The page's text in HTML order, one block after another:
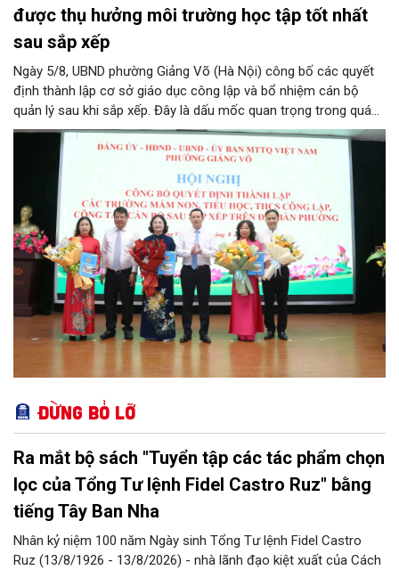
được thụ hưởng môi trường học tập tốt nhất
sau sắp xếp
Ngày 5/8, UBND phường Giảng Võ (Hà Nội) công bố các quyết
định thành lập cơ sở giáo dục công lập và bổ nhiệm cán bộ
quản lý sau khi sắp xếp. Đây là dấu mốc quan trọng trong quá
trình kiện toàn tổ chức bộ máy, thực hiện chủ trương tinh gọn,
nâng cao hiệu lực, hiệu quả quản lý theo các nghị quyết của
Trung ương và kế hoạch của UBND TP Hà Nội.
Đừng bỏ lỡ
Ra mắt bộ sách "Tuyển tập các tác phẩm chọn
lọc của Tổng Tư lệnh Fidel Castro Ruz" bằng
tiếng Tây Ban Nha
Nhân kỷ niệm 100 năm Ngày sinh Tổng Tư lệnh Fidel Castro
Ruz (13/8/1926 - 13/8/2026) - nhà lãnh đạo kiệt xuất của Cách